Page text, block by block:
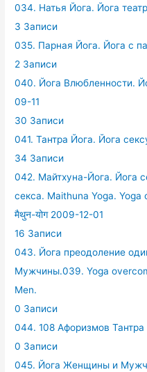
034. Натья Йога. Йога
3 Записи
035. Парная Йога. Йога с
2 Записи
040. Йога Влюбленности.
09-11
30 Записи
041. Тантра Йога. Йога
34 Записи
042. Майтхуна-Йога. Йога
секса. Maithuna Yoga. Yoga
मैथुन-योग 2009-12-01
16 Записи
043. Йога преодоление
Мужчины.039. Yoga
Men.
0 Записи
044. 108 Афоризмов Тантра
0 Записи
045. Йога Женщины и